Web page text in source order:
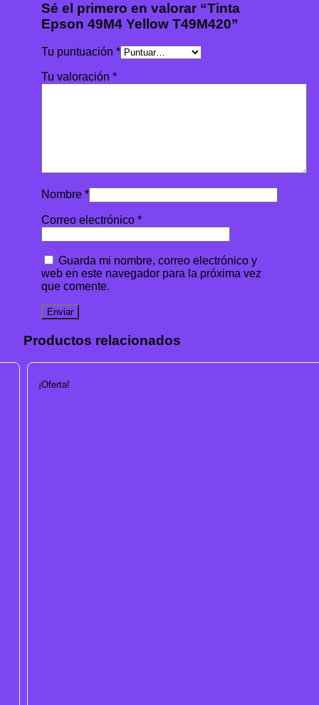
Sé el primero en valorar “Tinta
Epson 49M4 Yellow T49M420”
Tu puntuación *
Tu valoración *
Nombre *
Correo electrónico *
Guarda mi nombre, correo electrónico y
web en este navegador para la próxima vez
que comente.
Productos relacionados
¡Oferta!